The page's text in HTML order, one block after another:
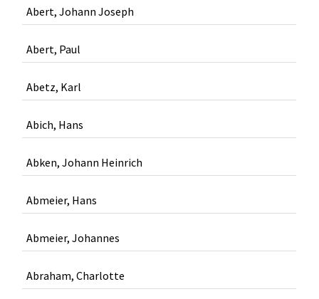
Abert, Johann Joseph
Abert, Paul
Abetz, Karl
Abich, Hans
Abken, Johann Heinrich
Abmeier, Hans
Abmeier, Johannes
Abraham, Charlotte